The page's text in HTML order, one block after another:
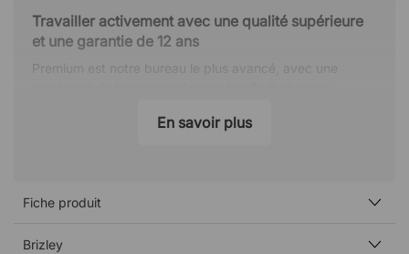
Travailler activement avec une qualité supérieure
et une garantie de 12 ans
Premium est notre bureau le plus avancé, avec une
Premium monte et descend plus haut que le bureau
Le bureau est doté d'une fonction de mémoire qui vous
En savoir plus
Fiche produit
Brizley